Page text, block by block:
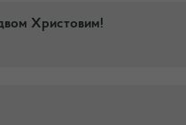
Христовим!